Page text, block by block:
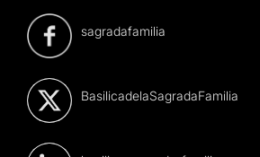
sagradafamilia
BasilicadelaSagradaFamilia